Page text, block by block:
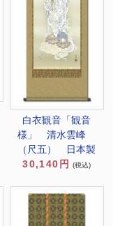
白衣観音「観音
様」 清水雲峰
（尺五） 日本製
30,140円
(税込)